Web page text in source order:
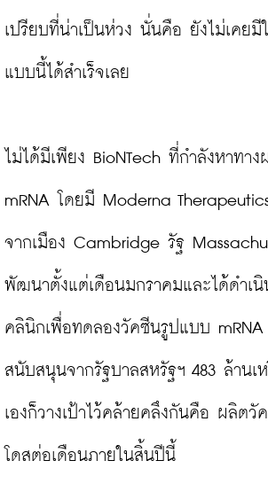
เปรียบที่น่าเป็นห่วง นั่นคือ ยังไม่เคยมี
แบบนี้ได้สำเร็จเลย
ไม่ได้มีเพียง BioNTech ที่กำลังหาทา
mRNA โดยมี Moderna
จากเมือง Cambridge รัฐ
พัฒนาตั้งแต่เดือนมกราคมและได้ดำเนิ
คลินิกเพื่อทดลองวัคซีนรูปแบบ
สนับสนุนจากรัฐบาลสหรัฐฯ 483 ล้าน
เองก็วางเป้าไว้คล้ายคลึงกันคือ ผลิตวั
โดสต่อเดือนภายในสิ้นปีนี้